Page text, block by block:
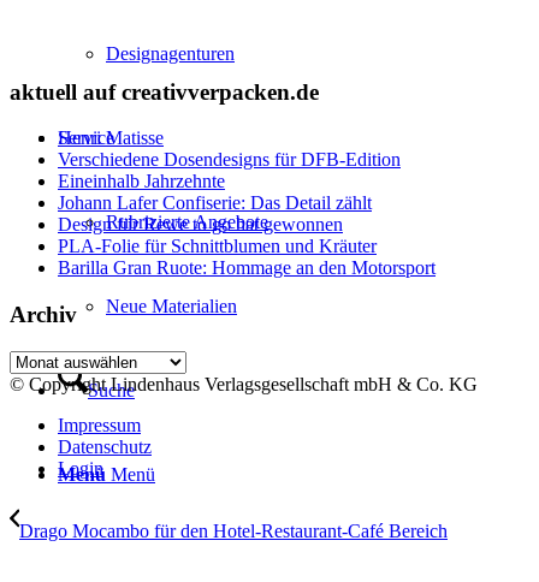
Designagenturen
Service
Rubrizierte Angebote
Neue Materialien
Suche
Menü Menü
aktuell auf creativverpacken.de
Henri Matisse
Verschiedene Dosendesigns für DFB-Edition
Eineinhalb Jahrzehnte
Johann Lafer Confiserie: Das Detail zählt
Design für Rewe to go hat gewonnen
PLA-Folie für Schnittblumen und Kräuter
Barilla Gran Ruote: Hommage an den Motorsport
Archiv
Archiv
© Copyright Lindenhaus Verlagsgesellschaft mbH & Co. KG
Impressum
Datenschutz
Login
Drago Mocambo für den Hotel-Restaurant-Café Bereich